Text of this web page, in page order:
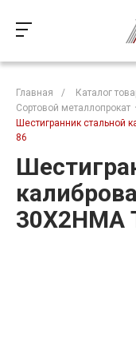
Главная / Каталог
Сортовой металлопрокат
Шестигранник стальной
86
30Х2НМА